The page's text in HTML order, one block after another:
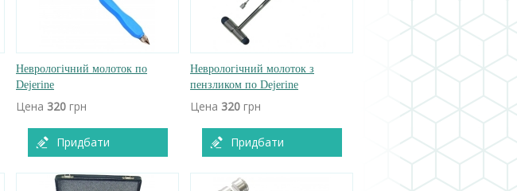
Неврологічний молоток по
Dejerine
Цена 320 грн
Придбати
Неврологічний молоток з
пензликом по Dejerine
Цена 320 грн
Придбати